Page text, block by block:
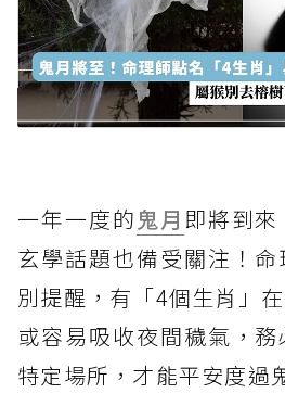
一年一度的鬼月 即將到
玄學話題也備受關注！
別提醒，有「4個生肖」
或容易吸收夜間穢氣，
特定場所，才能平安度過